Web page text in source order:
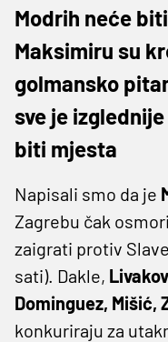
Modrih neće
Maksimiru su
golmansko
sve je
biti mjesta
Napisali smo da je
Zagrebu čak
zaigrati protiv
sati). Dakle,
Dominguez, Mišić,
konkuriraju za